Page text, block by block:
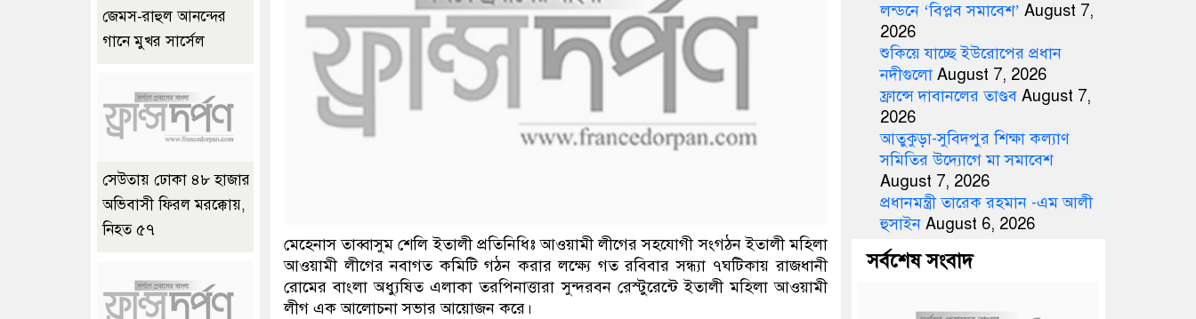
মেহেনাস তাব্বাসুম শেলি ইতালী প্রতিনিধিঃ আওয়ামী লী‌গের সহ‌যোগী সংগঠন ইতালী ম‌হিলা
আওয়ামী লী‌গের নবাগত কমিটি গঠন করার লক্ষ্যে গত রবিবার সন্ধ্যা ৭ঘটিকায় রাজধানী
রোমের বাংলা অধ্যুষিত এলাকা তরপিনাত্তারা সুন্দরবন রেস্টুরেন্টে ইতালী মহিলা আওয়ামী
লীগ এক আলোচনা সভার আয়োজন করে।
জেমস-রাহুল আনন্দের
গানে মুখর সার্সেল
সেউতায় ঢোকা ৪৮ হাজার
অভিবাসী ফিরল মরক্কোয়,
নিহত ৫৭
লন্ডনে ‘বিপ্লব সমাবেশ’ August 7,
2026
শুকিয়ে যাচ্ছে ইউরোপের প্রধান
নদীগুলো August 7, 2026
ফ্রান্সে দাবানলের তাণ্ডব August 7,
2026
আতুকুড়া-সুবিদপুর শিক্ষা কল্যাণ
সমিতির উদ্যোগে মা সমাবেশ
August 7, 2026
প্রধানমন্ত্রী তারেক রহমান -এম আলী
হুসাইন August 6, 2026
সর্বশেষ সংবাদ